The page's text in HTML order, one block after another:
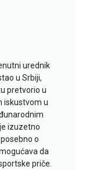
urednik
u Srbiji,
pretvorio u
iskustvom u
izuzetno
o
da
priče.